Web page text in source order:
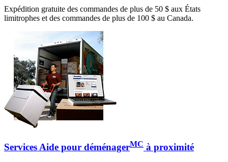
Expédition gratuite des commandes de plus de 50 $ aux États
limitrophes et des commandes de plus de 100 $ au Canada.
Services Aide pour déménagerMC à proximité